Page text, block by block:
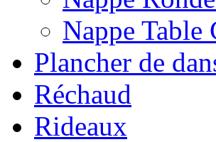
Nappe Table
Plancher de
Réchaud
Rideaux